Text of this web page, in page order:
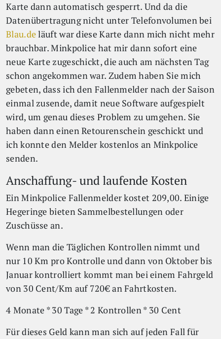
Karte dann automatisch gesperrt. Und da die
Datenübertragung nicht unter Telefonvolumen bei
Blau.deläuft war diese Karte dann mich nicht mehr
brauchbar. Minkpolice hat mir dann sofort eine
neue Karte zugeschickt, die auch am nächsten Tag
schon angekommen war. Zudem haben Sie mich
gebeten, dass ich den Fallenmelder nach der Saison
einmal zusende, damit neue Software aufgespielt
wird, um genau dieses Problem zu umgehen. Sie
haben dann einen Retourenschein geschickt und
ich konnte den Melder kostenlos an Minkpolice
senden.
Anschaffung- und laufende Kosten
Ein Minkpolice Fallenmelder kostet 209,00. Einige
Hegeringe bieten Sammelbestellungen oder
Zuschüsse an.
Wenn man die Täglichen Kontrollen nimmt und
nur 10 Km pro Kontrolle und dann von Oktober bis
Januar kontrolliert kommt man bei einem Fahrgeld
von 30 Cent/Km auf 720€ an Fahrtkosten.
4 Monate * 30 Tage * 2 Kontrollen * 30 Cent
Für dieses Geld kann man sich auf jeden Fall für